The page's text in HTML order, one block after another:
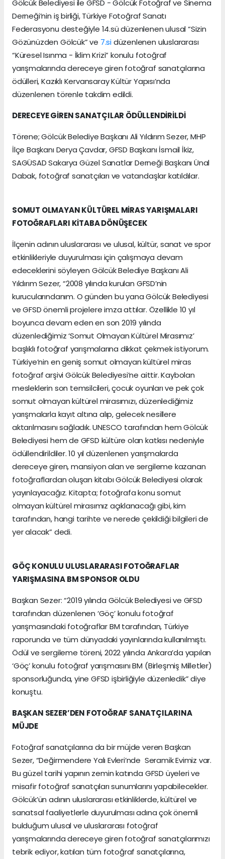
Gölcük Belediyesi ile GFSD - Gölcük Fotoğraf ve Sinema
Derneği’nin iş birliği, Türkiye Fotoğraf Sanatı
Federasyonu desteğiyle 14.sü düzenlenen ulusal “Sizin
Gözünüzden Gölcük” ve 7.sidüzenlenen uluslararası
“Küresel Isınma - İklim Krizi” konulu fotoğraf
yarışmalarında dereceye giren fotoğraf sanatçılarına
ödülleri, Kazıklı Kervansaray Kültür Yapısı’nda
düzenlenen törenle takdim edildi.
DERECEYE GİREN SANATÇILAR ÖDÜLLENDİRİLDİ
Törene; Gölcük Belediye Başkanı Ali Yıldırım Sezer, MHP
İlçe Başkanı Derya Çavdar, GFSD Başkanı İsmail İkiz,
SAGÜSAD Sakarya Güzel Sanatlar Derneği Başkanı Ünal
Dabak, fotoğraf sanatçıları ve vatandaşlar katıldılar.
SOMUT OLMAYAN KÜLTÜREL MİRAS YARIŞMALARI
FOTOĞRAFLARI KİTABA DÖNÜŞECEK
İlçenin adının uluslararası ve ulusal, kültür, sanat ve spor
etkinlikleriyle duyurulması için çalışmaya devam
edeceklerini söyleyen Gölcük Belediye Başkanı Ali
Yıldırım Sezer, “2008 yılında kurulan GFSD’nin
kurucularındanım. O günden bu yana Gölcük Belediyesi
ve GFSD önemli projelere imza attılar. Özellikle 10 yıl
boyunca devam eden en son 2019 yılında
düzenlediğimiz ‘Somut Olmayan Kültürel Mirasımız’
başlıklı fotoğraf yarışmalarına dikkat çekmek istiyorum.
Türkiye’nin en geniş somut olmayan kültürel miras
fotoğraf arşivi Gölcük Belediyesi’ne aittir. Kaybolan
mesleklerin son temsilcileri, çocuk oyunları ve pek çok
somut olmayan kültürel mirasımızı, düzenlediğimiz
yarışmalarla kayıt altına alıp, gelecek nesillere
aktarılmasını sağladık. UNESCO tarafından hem Gölcük
Belediyesi hem de GFSD kültüre olan katkısı nedeniyle
ödüllendirildiler. 10 yıl düzenlenen yarışmalarda
dereceye giren, mansiyon alan ve sergileme kazanan
fotoğraflardan oluşan kitabı Gölcük Belediyesi olarak
yayınlayacağız. Kitapta; fotoğrafa konu somut
olmayan kültürel mirasımız açıklanacağı gibi, kim
tarafından, hangi tarihte ve nerede çekildiği bilgileri de
yer alacak” dedi.
GÖÇ KONULU ULUSLARARASI FOTOĞRAFLAR
YARIŞMASINA BM SPONSOR OLDU
Başkan Sezer: “2019 yılında Gölcük Belediyesi ve GFSD
tarafından düzenlenen ‘Göç’ konulu fotoğraf
yarışmasındaki fotoğraflar BM tarafından, Türkiye
raporunda ve tüm dünyadaki yayınlarında kullanılmıştı.
Ödül ve sergileme töreni, 2022 yılında Ankara’da yapılan
‘Göç’ konulu fotoğraf yarışmasını BM (Birleşmiş Milletler)
sponsorluğunda, yine GFSD işbirliğiyle düzenledik” diye
konuştu.
BAŞKAN SEZER’DEN FOTOĞRAF SANATÇILARINA
MÜJDE
Fotoğraf sanatçılarına da bir müjde veren Başkan
Sezer, “Değirmendere Yalı Evleri’nde Seramik Evimiz var.
Bu güzel tarihi yapının zemin katında GFSD üyeleri ve
misafir fotoğraf sanatçıları sunumlarını yapabilecekler.
Gölcük’ün adının uluslararası etkinliklerde, kültürel ve
sanatsal faaliyetlerle duyurulması adına çok önemli
bulduğum ulusal ve uluslararası fotoğraf
yarışmalarında dereceye giren fotoğraf sanatçılarımızı
tebrik ediyor, katılan tüm fotoğraf sanatçılarına,